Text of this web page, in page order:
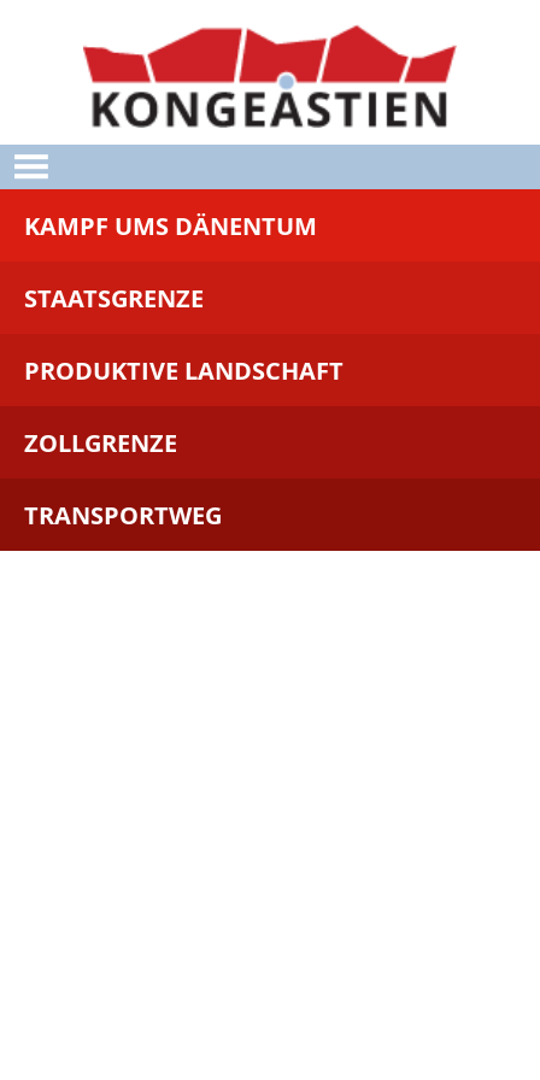
KAMPF UMS DÄNENTUM
STAATSGRENZE
PRODUKTIVE LANDSCHAFT
ZOLLGRENZE
TRANSPORTWEG